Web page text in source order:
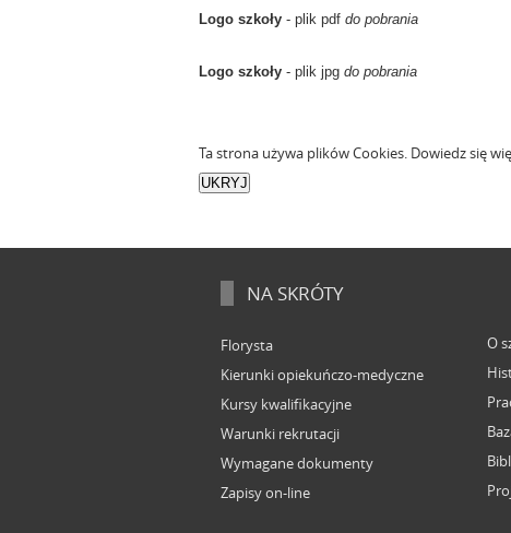
Logo szkoły - plik pdf do pobrania
Logo szkoły - plik jpg do pobrania
Ta strona używa plików Cookies. Dowiedz się
NA SKRÓTY
Florysta
Kierunki opiekuńczo-medyczne
Kursy kwalifikacyjne
Warunki rekrutacji
Wymagane dokumenty
Zapisy on-line
O